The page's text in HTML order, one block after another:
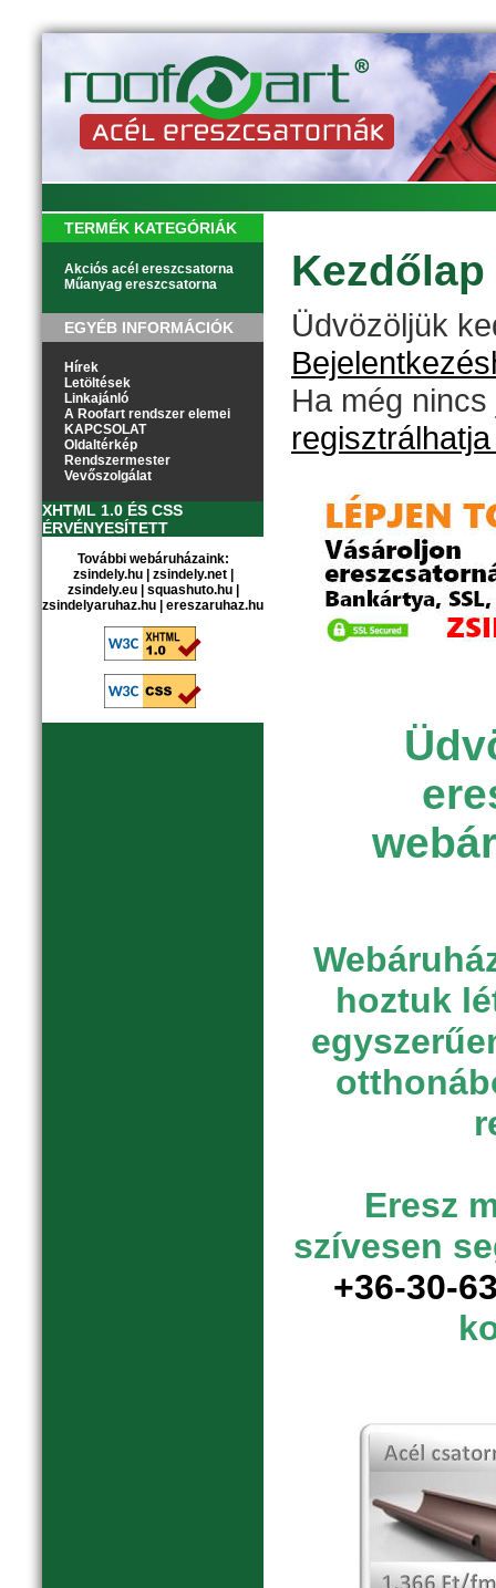
TERMÉK KATEGÓRIÁK
Akciós acél ereszcsatorna
Műanyag ereszcsatorna
EGYÉB INFORMÁCIÓK
Hírek
Letöltések
Linkajánló
A Roofart rendszer elemei
KAPCSOLAT
Oldaltérkép
Rendszermester
Vevőszolgálat
XHTML 1.0 ÉS CSS
ÉRVÉNYESÍTETT
További webáruházaink:
zsindely.hu| zsindely.net|
zsindely.eu| squashuto.hu|
zsindelyaruhaz.hu
ereszaruhaz.hu
Kezdőlap
Üdvözöljük
Ha még
hoztuk
Eresz
szívesen
+36-30-